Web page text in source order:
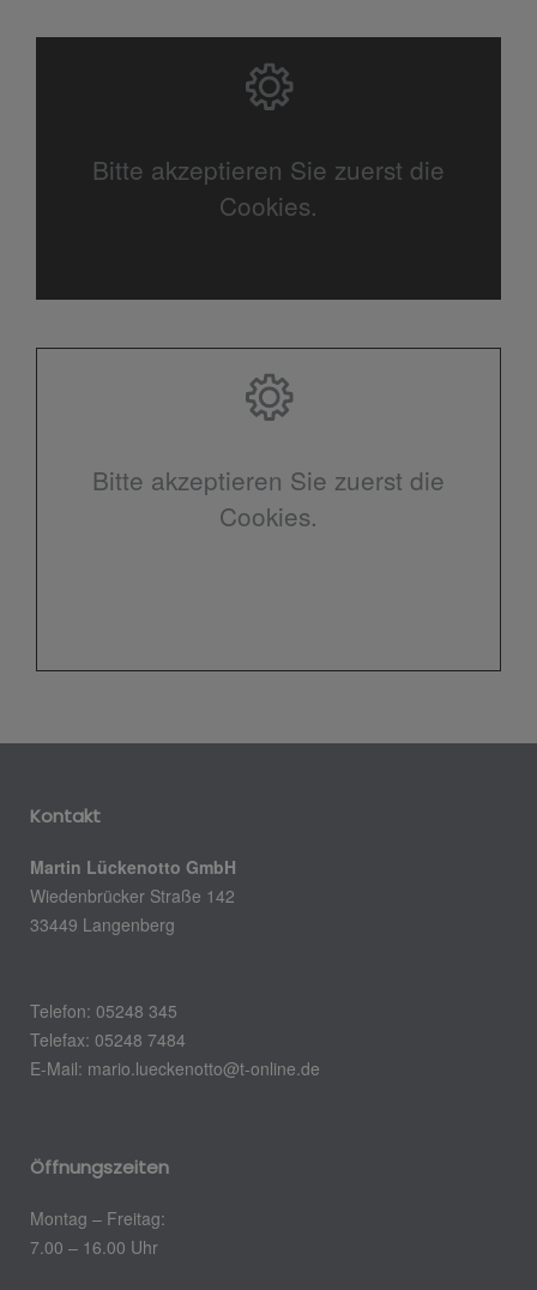
Bitte akzeptieren Sie zuerst die
Cookies.
Bitte akzeptieren Sie zuerst die
Cookies.
Kontakt
Martin Lückenotto GmbH
Wiedenbrücker Straße 142
33449 Langenberg
Telefon: 05248 345
Telefax: 05248 7484
E-Mail: mario.lueckenotto@t-online.de
Öffnungszeiten
Montag – Freitag:
7.00 – 16.00 Uhr